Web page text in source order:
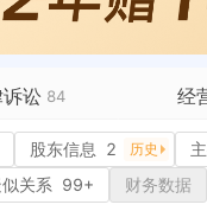
讼 84 经
6
或有债
经营异常
股东信息 2 历史
关系 99+ 财务数据